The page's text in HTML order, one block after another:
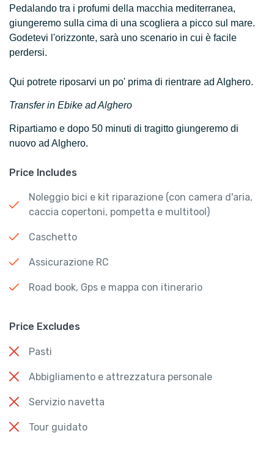
Pedalando tra i profumi della macchia mediterranea,
giungeremo sulla cima di una scogliera a picco sul mare.
Godetevi l'orizzonte, sarà uno scenario in cui è facile
perdersi.
Qui potrete riposarvi un po' prima di rientrare ad Alghero.
Transfer in Ebike ad Alghero
Ripartiamo e dopo 50 minuti di tragitto giungeremo di
nuovo ad Alghero.
Price Includes
Noleggio bici e kit riparazione (con camera d'aria,
caccia copertoni, pompetta e multitool)
Caschetto
Assicurazione RC
Road book, Gps e mappa con itinerario
Price Excludes
Pasti
Abbigliamento e attrezzatura personale
Servizio navetta
Tour guidato